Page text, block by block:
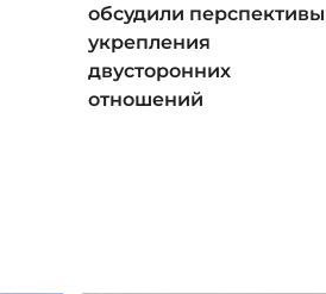
обсудили перспективы
укрепления
двусторонних
отношений